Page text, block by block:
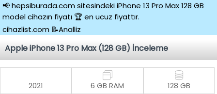
📢 hepsiburada.com sitesindeki iPhone 13 Pro Max 128 GB
model cihazın fiyatı 🏆 en ucuz fiyattır.
cihazlist.com 📝Analliz
Apple iPhone 13 Pro Max (128 GB) İnceleme
2021 6 GB RAM 128 GB